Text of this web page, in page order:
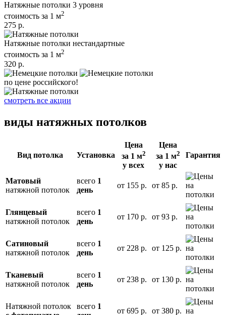
Натяжные потолки 3 уровня
стоимость за 1 м2
275 р.
Натяжные потолки нестандартные
стоимость за 1 м2
320 р.
по цене российского!
смотреть все акции
виды натяжных потолков
Вид потолка Установка
Цена
за 1 м2
у всех
Цена
за 1 м2
у нас
Гарантия
Матовый
натяжной потолок
всего 1
день
от 155 р. от 85 р.
Глянцевый
натяжной потолок
всего 1
день
от 170 р. от 93 р.
Сатиновый
натяжной потолок
всего 1
день
от 228 р. от 125 р.
Тканевый
натяжной потолок
всего 1
день
от 238 р. от 130 р.
Натяжной потолок
всего 1
от 695 р. от 380 р.